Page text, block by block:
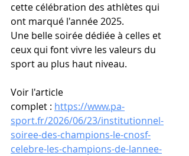
cette célébration des athlètes qui
ont marqué l'année 2025.
Une belle soirée dédiée à celles et
ceux qui font vivre les valeurs du
sport au plus haut niveau.
Voir l'article
complet : https://www.pa-
sport.fr/2026/06/23/institutionnel-
soiree-des-champions-le-cnosf-
celebre-les-champions-de-lannee-